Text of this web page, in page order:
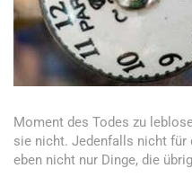
Moment des Todes zu
sie nicht. Jedenfalls nicht für
eben nicht nur Dinge, die